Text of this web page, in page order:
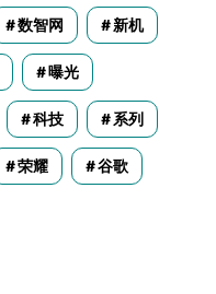
数智网 新机
曝光
科技 系列
荣耀 谷歌